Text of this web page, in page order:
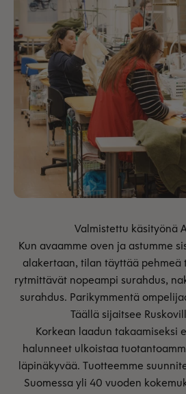
Kun avaamme oven ja astumme
alakertaan, tilan täyttää pehmeä
rytmittävät nopeampi surahdus,
surahdus. Parikymmentä
Täällä sijaitsee
Korkean laadun takaamiseksi
halunneet ulkoistaa
läpinäkyvää. Tuotteemme
Suomessa yli 40 vuoden